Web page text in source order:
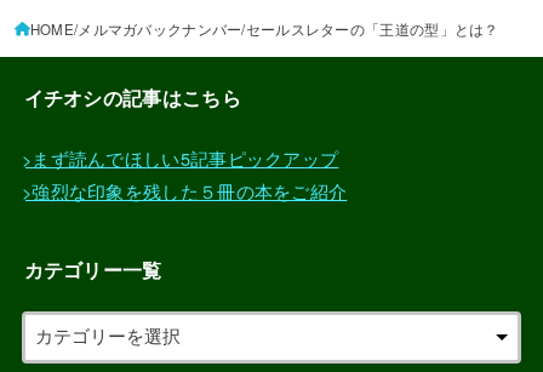
HOME メルマガバックナンバー セールスレターの「王道の型」とは？
イチオシの記事はこちら
>まず読んでほしい5記事ピックアップ
>強烈な印象を残した５冊の本をご紹介
カテゴリー一覧